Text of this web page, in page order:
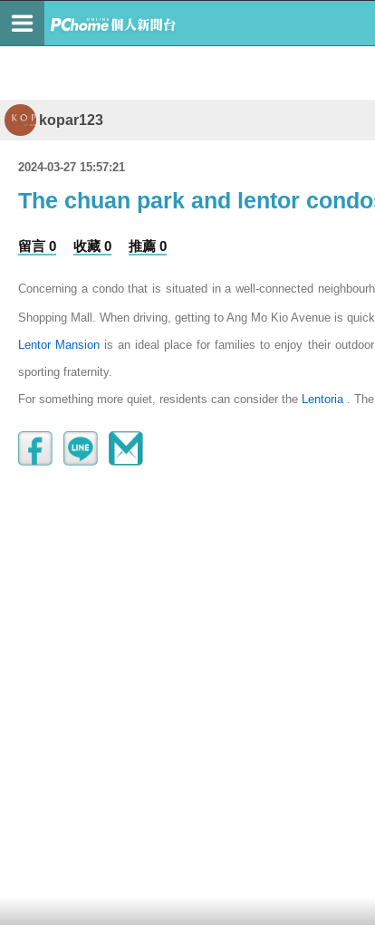
kopar123
2024-03-27 15:57:21
The chuan park and lentor
留言 0 收藏 0 推薦 0
Concerning a condo that is situated in a well-connected
Shopping Mall. When driving, getting to Ang Mo Kio Avenue is
Lentor Mansion is an ideal place for families to enjoy their
sporting fraternity.
For something more quiet, residents can consider the Lentoria. The